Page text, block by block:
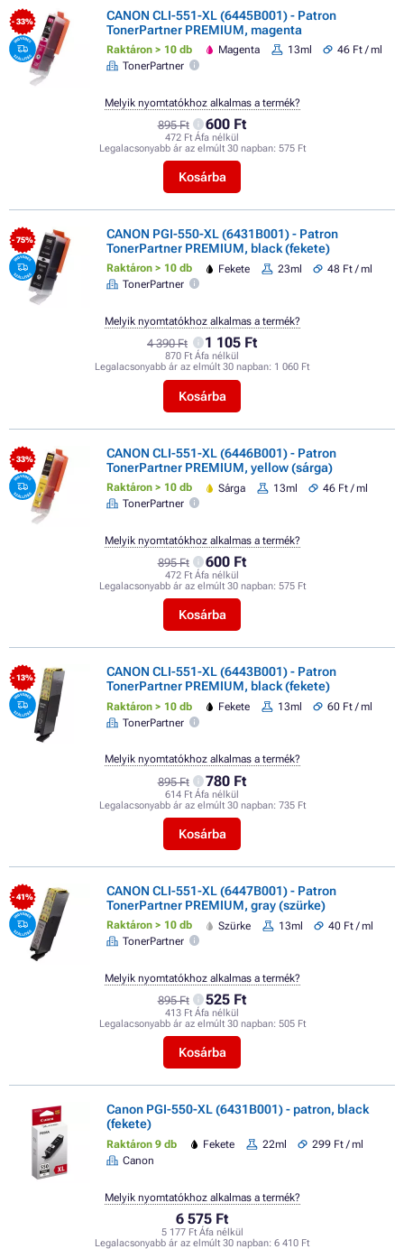
- 33%
CANON CLI-551-XL (6445B001) - Patron
TonerPartner PREMIUM, magenta
Raktáron > 10 db Magenta 13ml
46 Ft / ml
TonerPartner
895 Ft 600 Ft
472 Ft Áfa nélkül
Legalacsonyabb ár az elmúlt 30 napban: 575 Ft
Kosárba
Melyik nyomtatókhoz alkalmas a termék?
- 75%
CANON PGI-550-XL (6431B001) - Patron
TonerPartner PREMIUM, black (fekete)
Raktáron > 10 db Fekete 23ml
48 Ft / ml
TonerPartner
4 390 Ft 1 105 Ft
870 Ft Áfa nélkül
Legalacsonyabb ár az elmúlt 30 napban: 1 060 Ft
Kosárba
Melyik nyomtatókhoz alkalmas a termék?
- 33%
CANON CLI-551-XL (6446B001) - Patron
TonerPartner PREMIUM, yellow (sárga)
Raktáron > 10 db Sárga 13ml
46 Ft / ml
TonerPartner
895 Ft 600 Ft
472 Ft Áfa nélkül
Legalacsonyabb ár az elmúlt 30 napban: 575 Ft
Kosárba
Melyik nyomtatókhoz alkalmas a termék?
- 13%
CANON CLI-551-XL (6443B001) - Patron
TonerPartner PREMIUM, black (fekete)
Raktáron > 10 db Fekete 13ml
60 Ft / ml
TonerPartner
895 Ft 780 Ft
614 Ft Áfa nélkül
Legalacsonyabb ár az elmúlt 30 napban: 735 Ft
Kosárba
Melyik nyomtatókhoz alkalmas a termék?
- 41%
CANON CLI-551-XL (6447B001) - Patron
TonerPartner PREMIUM, gray (szürke)
Raktáron > 10 db Szürke 13ml
40 Ft / ml
TonerPartner
895 Ft 525 Ft
413 Ft Áfa nélkül
Legalacsonyabb ár az elmúlt 30 napban: 505 Ft
Kosárba
Melyik nyomtatókhoz alkalmas a termék?
Canon PGI-550-XL (6431B001) - patron, black
(fekete)
Raktáron 9 db Fekete 22ml
299 Ft / ml
Canon
6 575 Ft
5 177 Ft Áfa nélkül
Legalacsonyabb ár az elmúlt 30 napban: 6 410 Ft
Melyik nyomtatókhoz alkalmas a termék?